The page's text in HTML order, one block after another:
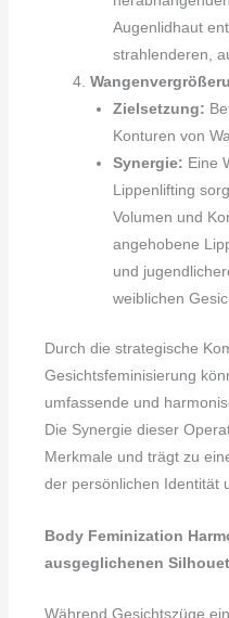
Augenlidhaut
strahlenderen,
Zielsetzung:
Konturen von
Synergie: Eine
Lippenlifting
Volumen und
angehobene
und
weiblichen
Durch die strategische
Gesichtsfeminisierung
umfassende und
Die Synergie dieser
Merkmale und trägt zu
der persönlichen Identität
Body Feminization
ausgeglichenen
Während Gesichtszüge